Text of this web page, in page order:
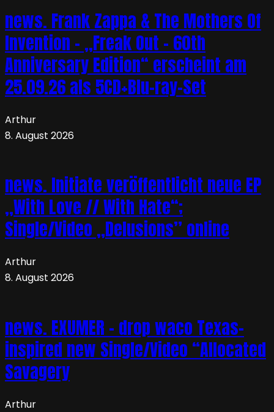
news. Frank Zappa & The Mothers Of
Invention – „Freak Out – 60th
Anniversary Edition“ erscheint am
25.09.26 als 5CD+Blu-ray-Set
Arthur
8. August 2026
news. Initiate veröffentlicht neue EP
„With Love // With Hate“;
Single/Video „Delusions” online
Arthur
8. August 2026
news. EXUMER – drop waco Texas-
inspired new Single/Video “Allocated
Savagery
Arthur